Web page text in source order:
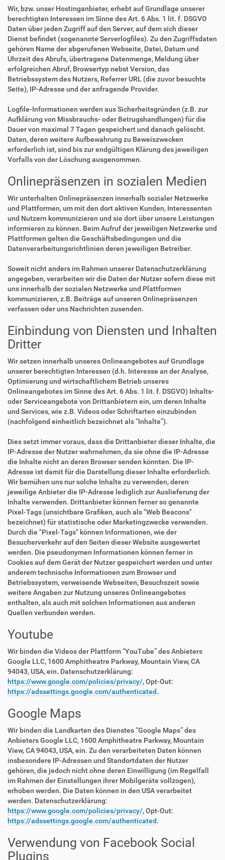
Wir, bzw. unser Hostinganbieter, erhebt auf Grundlage unserer
berechtigten Interessen im Sinne des Art. 6 Abs. 1 lit. f. DSGVO
Daten über jeden Zugriff auf den Server, auf dem sich dieser
Dienst befindet (sogenannte Serverlogfiles). Zu den Zugriffsdaten
gehören Name der abgerufenen Webseite, Datei, Datum und
Uhrzeit des Abrufs, übertragene Datenmenge, Meldung über
erfolgreichen Abruf, Browsertyp nebst Version, das
Betriebssystem des Nutzers, Referrer URL (die zuvor besuchte
Seite), IP-Adresse und der anfragende Provider.
Logfile-Informationen werden aus Sicherheitsgründen (z.B. zur
Aufklärung von Missbrauchs- oder Betrugshandlungen) für die
Dauer von maximal 7 Tagen gespeichert und danach gelöscht.
Daten, deren weitere Aufbewahrung zu Beweiszwecken
erforderlich ist, sind bis zur endgültigen Klärung des jeweiligen
Vorfalls von der Löschung ausgenommen.
Onlinepräsenzen in sozialen Medien
Wir unterhalten Onlinepräsenzen innerhalb sozialer Netzwerke
und Plattformen, um mit den dort aktiven Kunden, Interessenten
und Nutzern kommunizieren und sie dort über unsere Leistungen
informieren zu können. Beim Aufruf der jeweiligen Netzwerke und
Plattformen gelten die Geschäftsbedingungen und die
Datenverarbeitungsrichtlinien deren jeweiligen Betreiber.
Soweit nicht anders im Rahmen unserer Datenschutzerklärung
angegeben, verarbeiten wir die Daten der Nutzer sofern diese mit
uns innerhalb der sozialen Netzwerke und Plattformen
kommunizieren, z.B. Beiträge auf unseren Onlinepräsenzen
verfassen oder uns Nachrichten zusenden.
Einbindung von Diensten und Inhalten
Dritter
Wir setzen innerhalb unseres Onlineangebotes auf Grundlage
unserer berechtigten Interessen (d.h. Interesse an der Analyse,
Optimierung und wirtschaftlichem Betrieb unseres
Onlineangebotes im Sinne des Art. 6 Abs. 1 lit. f. DSGVO) Inhalts-
oder Serviceangebote von Drittanbietern ein, um deren Inhalte
und Services, wie z.B. Videos oder Schriftarten einzubinden
(nachfolgend einheitlich bezeichnet als “Inhalte”).
Dies setzt immer voraus, dass die Drittanbieter dieser Inhalte, die
IP-Adresse der Nutzer wahrnehmen, da sie ohne die IP-Adresse
die Inhalte nicht an deren Browser senden könnten. Die IP-
Adresse ist damit für die Darstellung dieser Inhalte erforderlich.
Wir bemühen uns nur solche Inhalte zu verwenden, deren
jeweilige Anbieter die IP-Adresse lediglich zur Auslieferung der
Inhalte verwenden. Drittanbieter können ferner so genannte
Pixel-Tags (unsichtbare Grafiken, auch als "Web Beacons"
bezeichnet) für statistische oder Marketingzwecke verwenden.
Durch die "Pixel-Tags" können Informationen, wie der
Besucherverkehr auf den Seiten dieser Website ausgewertet
werden. Die pseudonymen Informationen können ferner in
Cookies auf dem Gerät der Nutzer gespeichert werden und unter
anderem technische Informationen zum Browser und
Betriebssystem, verweisende Webseiten, Besuchszeit sowie
weitere Angaben zur Nutzung unseres Onlineangebotes
enthalten, als auch mit solchen Informationen aus anderen
Quellen verbunden werden.
Youtube
Wir binden die Videos der Plattform “YouTube” des Anbieters
Google LLC, 1600 Amphitheatre Parkway, Mountain View, CA
94043, USA, ein. Datenschutzerklärung:
https://www.google.com/policies/privacy/, Opt-Out:
https://adssettings.google.com/authenticated.
Google Maps
Wir binden die Landkarten des Dienstes “Google Maps” des
Anbieters Google LLC, 1600 Amphitheatre Parkway, Mountain
View, CA 94043, USA, ein. Zu den verarbeiteten Daten können
insbesondere IP-Adressen und Standortdaten der Nutzer
gehören, die jedoch nicht ohne deren Einwilligung (im Regelfall
im Rahmen der Einstellungen ihrer Mobilgeräte vollzogen),
erhoben werden. Die Daten können in den USA verarbeitet
werden. Datenschutzerklärung:
https://www.google.com/policies/privacy/, Opt-Out:
https://adssettings.google.com/authenticated.
Verwendung von Facebook Social
Plugins